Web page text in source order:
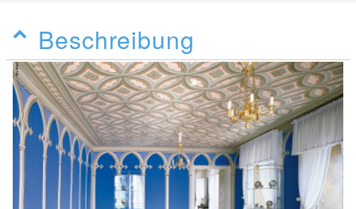
Beschreibung